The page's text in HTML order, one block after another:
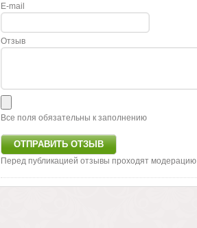
E-mail
Отзыв
Все поля обязательны к заполнению
Перед публикацией отзывы проходят модерацию